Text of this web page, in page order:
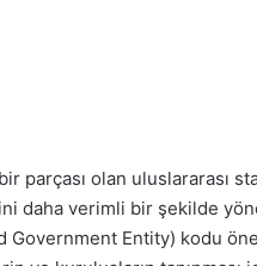
parçası olan uluslararası
daha verimli bir şekilde
Government Entity) kodu